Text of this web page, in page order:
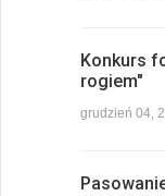
Konkurs
rogiem"
grudzień 04,